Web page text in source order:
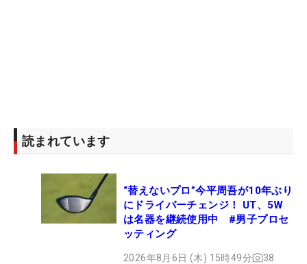
読まれています
“替えないプロ”今平周吾が10年ぶり
にドライバーチェンジ！ UT、5W
は名器を継続使用中 #男子プロセ
ッティング
2026年8月6日 (木) 15時49分 38